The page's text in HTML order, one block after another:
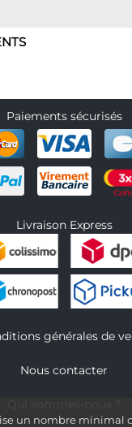
un nombre minimal
Paiements sécurisés
Livraison Express
générales de
Nous contacter